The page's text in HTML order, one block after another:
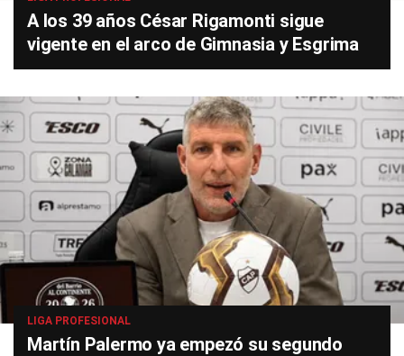
A los 39 años César Rigamonti sigue
vigente en el arco de Gimnasia y Esgrima
LIGA PROFESIONAL
Martín Palermo ya empezó su segundo